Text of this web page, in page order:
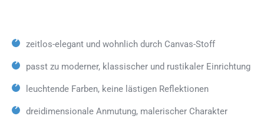
zeitlos-elegant und wohnlich durch Canvas-Stoff
passt zu moderner, klassischer und rustikaler Einrichtung
leuchtende Farben, keine lästigen Reflektionen
dreidimensionale Anmutung, malerischer Charakter